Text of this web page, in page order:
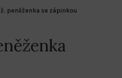
peněženka se zápinkou